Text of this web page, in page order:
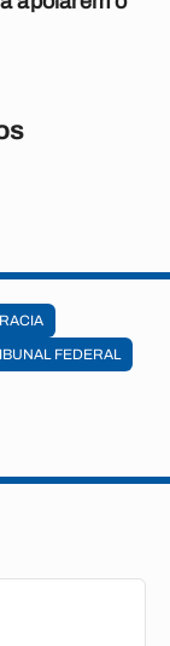
FEDERAL